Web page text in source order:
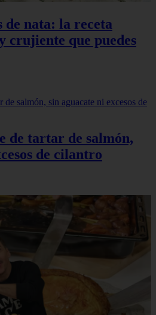
nata: la receta
crujiente que puedes
de tartar de salmón,
de cilantro